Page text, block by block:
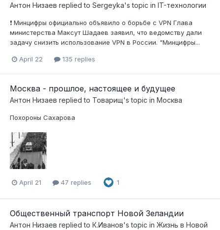
Антон Низаев replied to Sergeyka's topic in IT-технологии
❗️ Минцифры официально объявило о борьбе с VPN Глава
министерства Максут Шадаев заявил, что ведомству дали
задачу снизить использование VPN в России. "Минцифры...
April 22 135 replies
Москва - прошлое, настоящее и будущее
Антон Низаев replied to Товарищ's topic in Москва
Похороны Сахарова
April 21 47 replies 1
Общественный транспорт Новой Зеландии
Антон Низаев replied to К.Иванов's topic in Жизнь в Новой